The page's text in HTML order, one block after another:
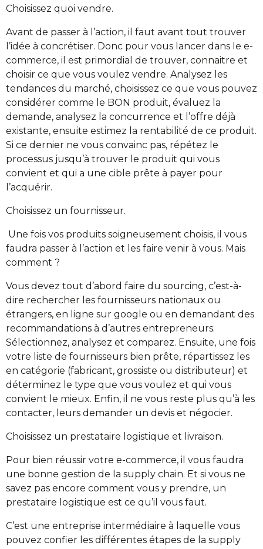
Choisissez quoi vendre.
Avant de passer à l’action, il faut avant tout trouver
l’idée à concrétiser. Donc pour vous lancer dans le e-
commerce, il est primordial de trouver, connaitre et
choisir ce que vous voulez vendre. Analysez les
tendances du marché, choisissez ce que vous pouvez
considérer comme le BON produit, évaluez la
demande, analysez la concurrence et l’offre déjà
existante, ensuite estimez la rentabilité de ce produit.
Si ce dernier ne vous convainc pas, répétez le
processus jusqu’à trouver le produit qui vous
convient et qui a une cible prête à payer pour
l’acquérir.
Choisissez un fournisseur.
Une fois vos produits soigneusement choisis, il vous
faudra passer à l’action et les faire venir à vous. Mais
comment ?
Vous devez tout d’abord faire du sourcing, c’est-à-
dire rechercher les fournisseurs nationaux ou
étrangers, en ligne sur google ou en demandant des
recommandations à d’autres entrepreneurs.
Sélectionnez, analysez et comparez. Ensuite, une fois
votre liste de fournisseurs bien prête, répartissez les
en catégorie (fabricant, grossiste ou distributeur) et
déterminez le type que vous voulez et qui vous
convient le mieux. Enfin, il ne vous reste plus qu’à les
contacter, leurs demander un devis et négocier.
Choisissez un prestataire logistique et livraison.
Pour bien réussir votre e-commerce, il vous faudra
une bonne gestion de la supply chain. Et si vous ne
savez pas encore comment vous y prendre, un
prestataire logistique est ce qu’il vous faut.
C’est une entreprise intermédiaire à laquelle vous
pouvez confier les différentes étapes de la supply